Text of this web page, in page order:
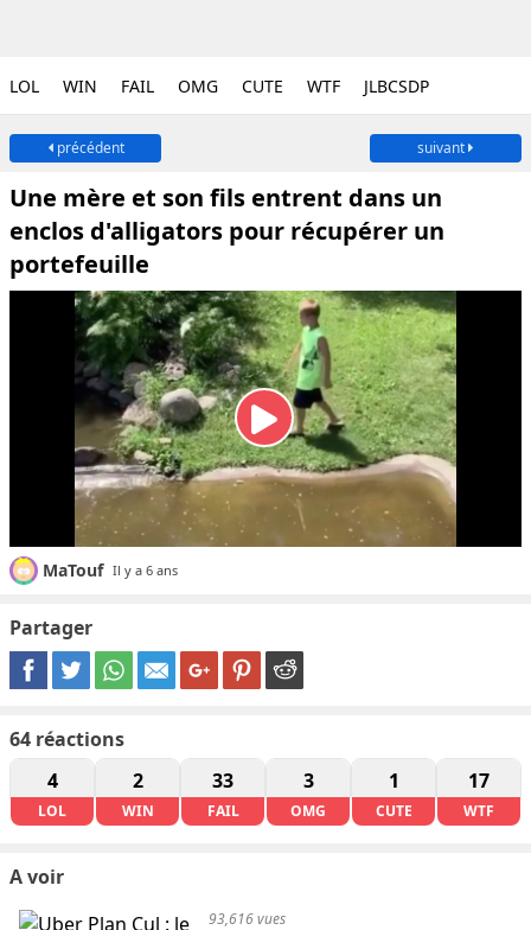
LOL WIN FAIL OMG CUTE WTF JLBCSDP
précédent suivant
Une mère et son fils entrent dans un
enclos d'alligators pour récupérer un
portefeuille
MaTouf Il y a 6 ans
Partager
64 réactions
4
LOL
2
WIN
33
FAIL
3
OMG
1
CUTE
17
WTF
A voir
93,616 vues